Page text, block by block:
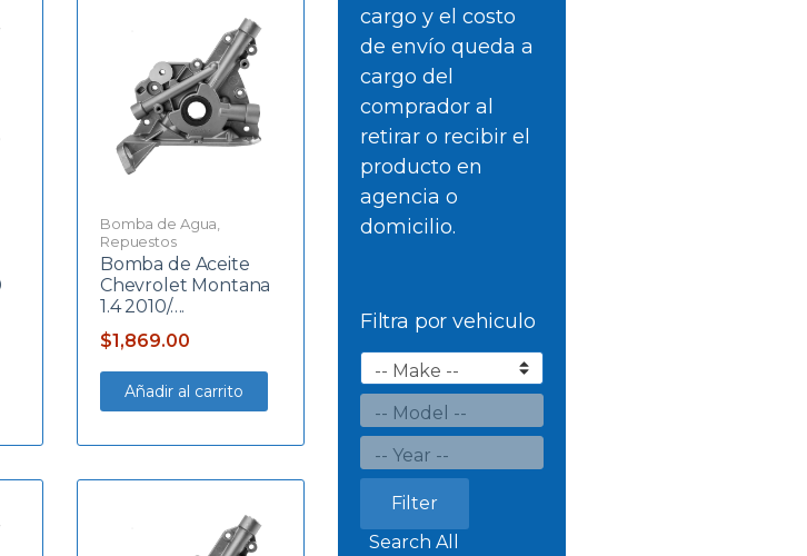
Bomba de Agua
Repuestos
Bomba de Aceite
Chevrolet Montana
1.4 2010/….
$1,869.00
Añadir al carrito
cargo y el costo
de envío queda a
cargo del
comprador al
retirar o recibir el
producto en
agencia o
domicilio.
Filtra por vehiculo
Filter
Search All